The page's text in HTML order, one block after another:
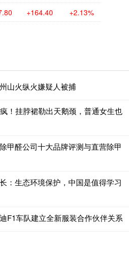
+164.40 +2.13%
山火纵火嫌疑人被捕
！挂脖裙勒出天鹅颈，普通女生也
甲醛公司十大品牌评测与直营除甲
：生态环境保护，中国是值得学习
F1车队建立全新服装合作伙伴关系